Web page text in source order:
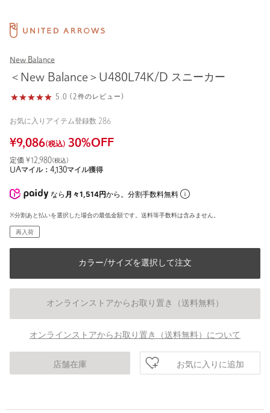
New Balance
＜New Balance＞U480L74K/D スニーカー
5.0 (2件のレビュー)
お気に入りアイテム登録数 286
¥9,086(税込) 30%OFF
定価 ¥12,980(税込)
UAマイル： 4,130マイル獲得
なら 月々1,514円から。分割手数料無料
※分割あと払いを選択した場合の最低金額です。送料等手数料は含みません。
再入荷
カラー/サイズを選択して注文
オンラインストアからお取り置き（送料無料）
オンラインストアからお取り置き（送料無料）について
店舗在庫 お気に入りに追加